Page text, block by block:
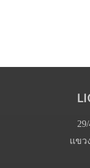
แขว